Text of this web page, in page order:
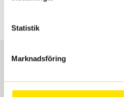
Statistik
Marknadsföring
Boka och hämta hos